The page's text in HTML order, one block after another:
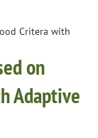
Critera with
on
Adaptive